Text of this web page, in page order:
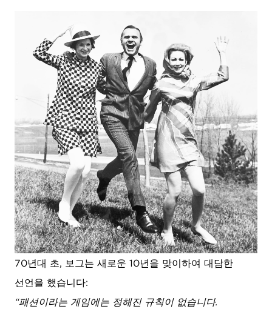
70년대 초, 보그는 새로운 10년을 맞이하여 대담한
선언을 했습니다:
“패션이라는 게임에는 정해진 규칙이 없습니다.